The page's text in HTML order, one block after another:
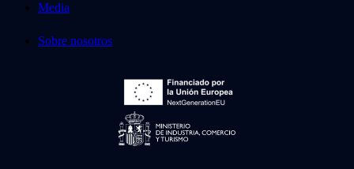
Media
Sobre nosotros